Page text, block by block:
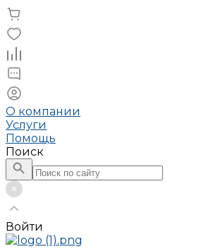
О компании
Услуги
Помощь
Поиск
Войти